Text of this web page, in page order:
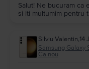
Salut! Ne bucuram ca
si iti multumim pentru
Silviu Valentin,14
Samsung Galaxy
Ca nou